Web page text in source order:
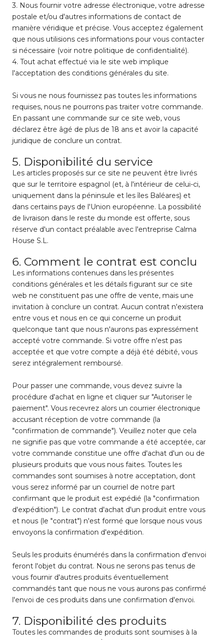
3. Nous fournir votre adresse électronique, votre adresse
postale et/ou d'autres informations de contact de
manière véridique et précise. Vous acceptez également
que nous utilisions ces informations pour vous contacter
si nécessaire (voir notre politique de confidentialité).
4. Tout achat effectué via le site web implique
l'acceptation des conditions générales du site.
Si vous ne nous fournissez pas toutes les informations
requises, nous ne pourrons pas traiter votre commande.
En passant une commande sur ce site web, vous
déclarez être âgé de plus de 18 ans et avoir la capacité
juridique de conclure un contrat.
5. Disponibilité du service
Les articles proposés sur ce site ne peuvent être livrés
que sur le territoire espagnol (et, à l'intérieur de celui-ci,
uniquement dans la péninsule et les îles Baléares) et
dans certains pays de l'Union européenne. La possibilité
de livraison dans le reste du monde est offerte, sous
réserve d'un contact préalable avec l'entreprise Calma
House S.L.
6. Comment le contrat est conclu
Les informations contenues dans les présentes
conditions générales et les détails figurant sur ce site
web ne constituent pas une offre de vente, mais une
invitation à conclure un contrat. Aucun contrat n'existera
entre vous et nous en ce qui concerne un produit
quelconque tant que nous n'aurons pas expressément
accepté votre commande. Si votre offre n'est pas
acceptée et que votre compte a déjà été débité, vous
serez intégralement remboursé.
Pour passer une commande, vous devez suivre la
procédure d'achat en ligne et cliquer sur "Autoriser le
paiement". Vous recevrez alors un courrier électronique
accusant réception de votre commande (la
"confirmation de commande"). Veuillez noter que cela
ne signifie pas que votre commande a été acceptée, car
votre commande constitue une offre d'achat d'un ou de
plusieurs produits que vous nous faites. Toutes les
commandes sont soumises à notre acceptation, dont
vous serez informé par un courriel de notre part
confirmant que le produit est expédié (la "confirmation
d'expédition"). Le contrat d'achat d'un produit entre vous
et nous (le "contrat") n'est formé que lorsque nous vous
envoyons la confirmation d'expédition.
Seuls les produits énumérés dans la confirmation d'envoi
feront l'objet du contrat. Nous ne serons pas tenus de
vous fournir d'autres produits éventuellement
commandés tant que nous ne vous aurons pas confirmé
l'envoi de ces produits dans une confirmation d'envoi.
7. Disponibilité des produits
Toutes les commandes de produits sont soumises à la